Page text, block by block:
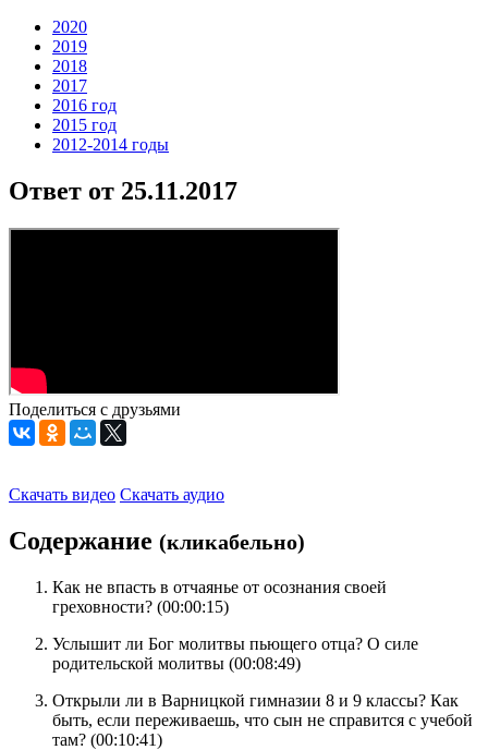
2020
2019
2018
2017
2016 год
2015 год
2012-2014 годы
Ответ от 25.11.2017
Поделиться с друзьями
Скачать видео Скачать аудио
Содержание (кликабельно)
Как не впасть в отчаянье от осознания своей
греховности? (00:00:15)
Услышит ли Бог молитвы пьющего отца? О силе
родительской молитвы (00:08:49)
Открыли ли в Варницкой гимназии 8 и 9 классы? Как
быть, если переживаешь, что сын не справится с учебой
там? (00:10:41)